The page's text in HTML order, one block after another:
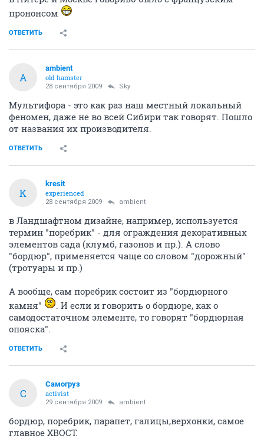
прононсом
ОТВЕТИТЬ
A
ambient
old hamster
28 сентября 2009 Sky
Мультифора - это как раз наш местный локальный
феномен, даже не во всей Сибири так говорят. Пошло
от названия их производителя.
ОТВЕТИТЬ
K
kresit
experienced
28 сентября 2009 ambient
в Ландшафтном дизайне, например, используется
термин "поребрик" - для ограждения декоративных
элементов сада (клумб, газонов и пр.). А слово
"бордюр", применяется чаще со словом "дорожный"
(тротуары и пр.)
А вообще, сам поребрик состоит из "бордюрного
камня"
. И если и говорить о бордюре, как о
самодостаточном элементе, то говорят "бордюрная
опояска".
ОТВЕТИТЬ
С
Самогруз
activist
29 сентября 2009 ambient
бордюр, поребрик, парапет, галицы,верхонки, самое
главное ХВОСТ.